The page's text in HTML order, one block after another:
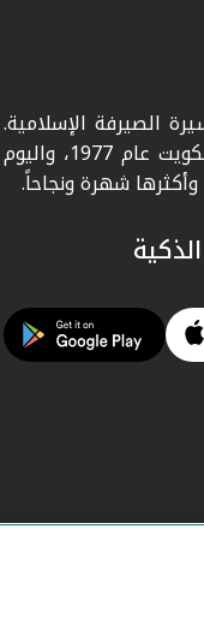
الصيرفة الإسلامية.
وهو أول بنك إسلامي أنشئ في دولة الكويت عام 1977، واليوم
شهرة ونجاحاً.